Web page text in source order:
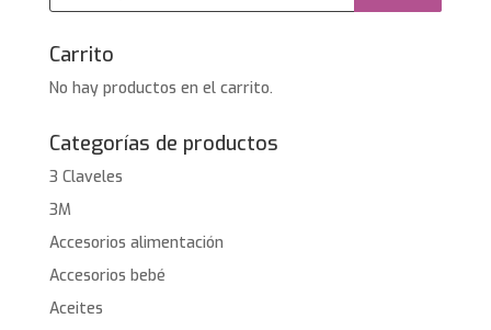
productos
Carrito
No hay productos en el carrito.
Categorías de productos
3 Claveles
3M
Accesorios alimentación
Accesorios bebé
Aceites